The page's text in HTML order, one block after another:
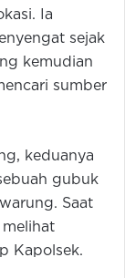
Ia
sejak
kemudian
sumber
keduanya
gubuk
Saat
Kapolsek.